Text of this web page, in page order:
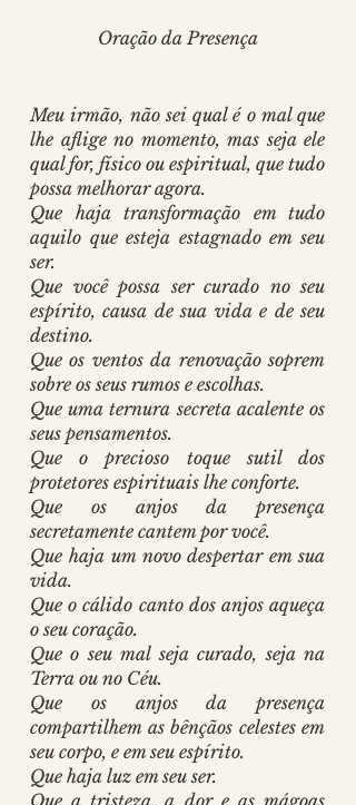
Oração da Presença
Meu irmão, não sei qual é o mal que
lhe aflige no momento, mas seja ele
qual for, físico ou espiritual, que tudo
possa melhorar agora.
Que haja transformação em tudo
aquilo que esteja estagnado em seu
ser.
Que você possa ser curado no seu
espírito, causa de sua vida e de seu
destino.
Que os ventos da renovação soprem
sobre os seus rumos e escolhas.
Que uma ternura secreta acalente os
seus pensamentos.
Que o precioso toque sutil dos
protetores espirituais lhe conforte.
Que os anjos da presença
secretamente cantem por você.
Que haja um novo despertar em sua
vida.
Que o cálido canto dos anjos aqueça
o seu coração.
Que o seu mal seja curado, seja na
Terra ou no Céu.
Que os anjos da presença
compartilhem as bênçãos celestes em
seu corpo, e em seu espírito.
Que haja luz em seu ser.
Que a tristeza, a dor e as mágoas